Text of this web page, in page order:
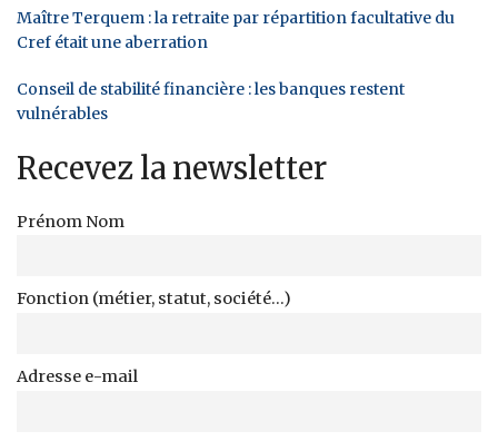
Maître Terquem : la retraite par répartition facultative du
Cref était une aberration
Conseil de stabilité financière : les banques restent
vulnérables
Recevez la newsletter
Prénom Nom
Fonction (métier, statut, société...)
Adresse e-mail